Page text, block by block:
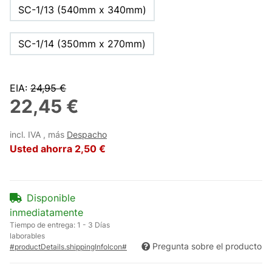
SC-1/13 (540mm x 340mm)
SC-1/14 (350mm x 270mm)
EIA: 24,95 €
22,45 €
incl. IVA , más Despacho
Usted ahorra 2,50 €
Disponible
inmediatamente
Tiempo de entrega: 1 - 3 Días
laborables
#productDetails.shippingInfoIcon#
Pregunta sobre el producto